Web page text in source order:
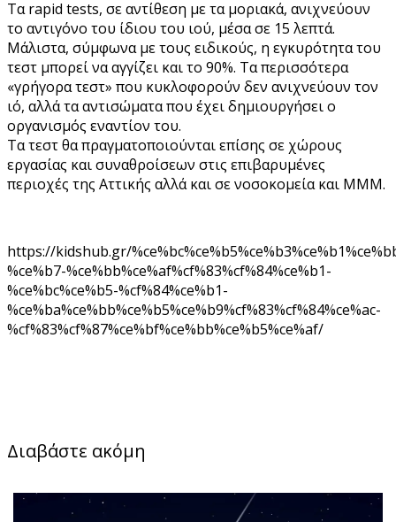
Τα rapid tests, σε αντίθεση με τα μοριακά, ανιχνεύουν
το αντιγόνο του ίδιου του ιού, μέσα σε 15 λεπτά.
Μάλιστα, σύμφωνα με τους ειδικούς, η εγκυρότητα του
τεστ μπορεί να αγγίζει και το 90%. Τα περισσότερα
«γρήγορα τεστ» που κυκλοφορούν δεν ανιχνεύουν τον
ιό, αλλά τα αντισώματα που έχει δημιουργήσει ο
οργανισμός εναντίον του.
Τα τεστ θα πραγματοποιούνται επίσης σε χώρους
εργασίας και συναθροίσεων στις επιβαρυμένες
περιοχές της Αττικής αλλά και σε νοσοκομεία και ΜΜΜ.
https://kidshub.gr/
%ce%b7-%ce%bb%ce%af%cf%83%cf%84%ce%b1-
%ce%bc%ce%b5-%cf%84%ce%b1-
%ce%ba%ce%bb%ce%b5%ce%b9%cf%83%cf%84%ce%ac-
%cf%83%cf%87%ce%bf%ce%bb%ce%b5%ce%af/
Διαβάστε ακόμη